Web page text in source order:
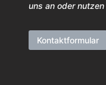
uns an oder
Kontaktformular